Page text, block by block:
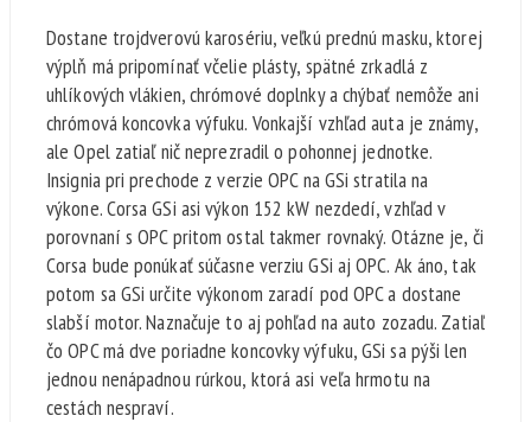
Dostane trojdverovú karosériu, veľkú prednú masku, ktorej
výplň má pripomínať včelie plásty, spätné zrkadlá z
uhlíkových vlákien, chrómové doplnky a chýbať nemôže ani
chrómová koncovka výfuku. Vonkajší vzhľad auta je známy,
ale Opel zatiaľ nič neprezradil o pohonnej jednotke.
Insignia pri prechode z verzie OPC na GSi stratila na
výkone. Corsa GSi asi výkon 152 kW nezdedí, vzhľad v
porovnaní s OPC pritom ostal takmer rovnaký. Otázne je, či
Corsa bude ponúkať súčasne verziu GSi aj OPC. Ak áno, tak
potom sa GSi určite výkonom zaradí pod OPC a dostane
slabší motor. Naznačuje to aj pohľad na auto zozadu. Zatiaľ
čo OPC má dve poriadne koncovky výfuku, GSi sa pýši len
jednou nenápadnou rúrkou, ktorá asi veľa hrmotu na
cestách nespraví.